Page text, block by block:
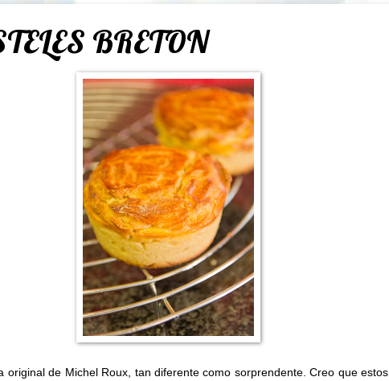
BRETON
original de Michel Roux, tan diferente como sorprendente. Creo que estos